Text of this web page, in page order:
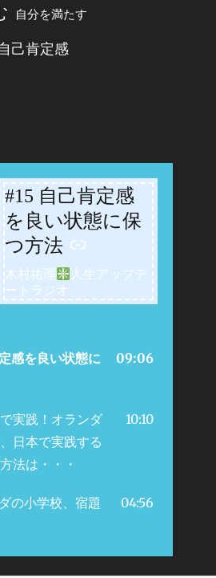
自分を満たす
己肯定感
#15 自己肯定感
を良い状態に保
つ方法
-
木村祐理
人生アップデ
ートラジオ
感を良い状態に
09:06
実践！オランダ
日本で実践する
法は・・・
10:10
の小学校、宿題
04:56